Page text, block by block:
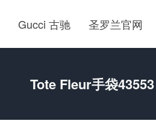
Gucci 古驰 圣罗兰官网
Tote Fleur手袋43553